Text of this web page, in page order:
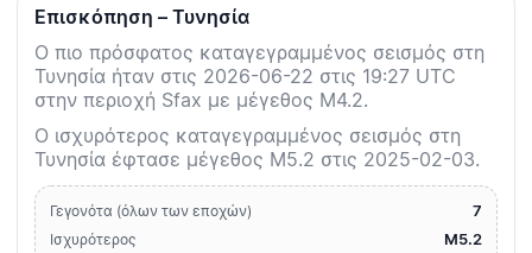
Επισκόπηση – Τυνησία
Ο πιο πρόσφατος καταγεγραμμένος σεισμός στη
Τυνησία ήταν στις 2026-06-22 στις 19:27 UTC
στην περιοχή Sfax με μέγεθος M4.2.
Ο ισχυρότερος καταγεγραμμένος σεισμός στη
Τυνησία έφτασε μέγεθος M5.2 στις 2025-02-03.
Γεγονότα (όλων των εποχών) 7
Ισχυρότερος M5.2